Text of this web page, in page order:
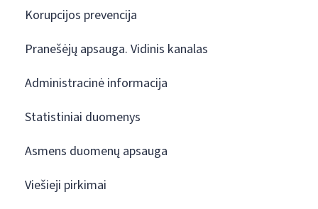
Korupcijos prevencija
Pranešėjų apsauga. Vidinis kanalas
Administracinė informacija
Statistiniai duomenys
Asmens duomenų apsauga
Viešieji pirkimai